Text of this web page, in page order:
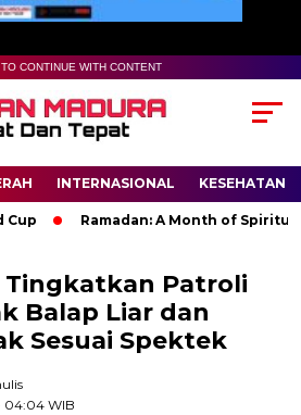
CONTINUE WITH CONTENT
INTERNASIONAL KESEHATAN
Ramadan: A Month of Spiritual
Tingkatkan Patroli
Balap Liar dan
Sesuai Spektek
04:04 WIB